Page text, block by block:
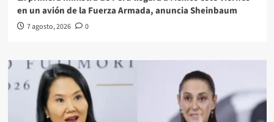
en un avión de la Fuerza Armada, anuncia Sheinbaum
7 agosto, 2026 0